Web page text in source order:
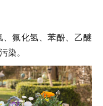
氟化氢、苯酚、乙醚
染。